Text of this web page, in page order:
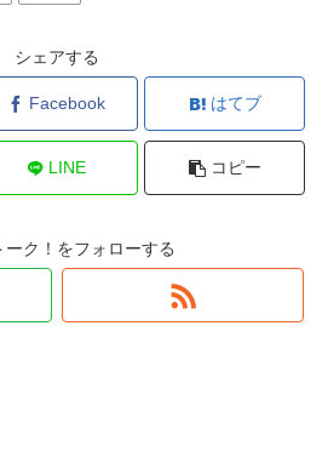
シェアする
Facebook はてブ
LINE コピー
ーク！をフォローする